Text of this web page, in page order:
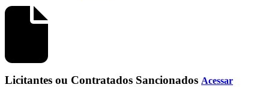
Licitantes ou Contratados Sancionados Acessar